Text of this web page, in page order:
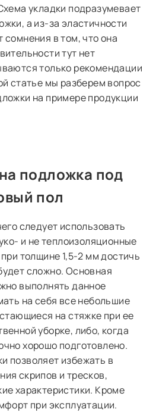
укладки подразумевает
а из-за эластичности
сомнения в том, что она
тут нет
только рекомендации
статье мы разберем вопрос
на примере продукции
подложка под
пол
следует использовать
и не теплоизоляционные
толщине 1,5-2 мм достичь
сложно. Основная
выполнять данное
на себя все небольшие
на стяжке при ее
уборке, либо, когда
хорошо подготовлено.
позволяет избежать в
скрипов и тресков,
характеристики. Кроме
при эксплуатации.